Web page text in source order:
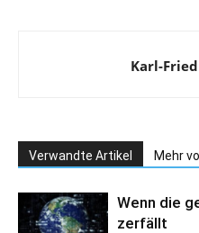
Karl-
Verwandte Artikel Mehr
Wenn die
zerfällt